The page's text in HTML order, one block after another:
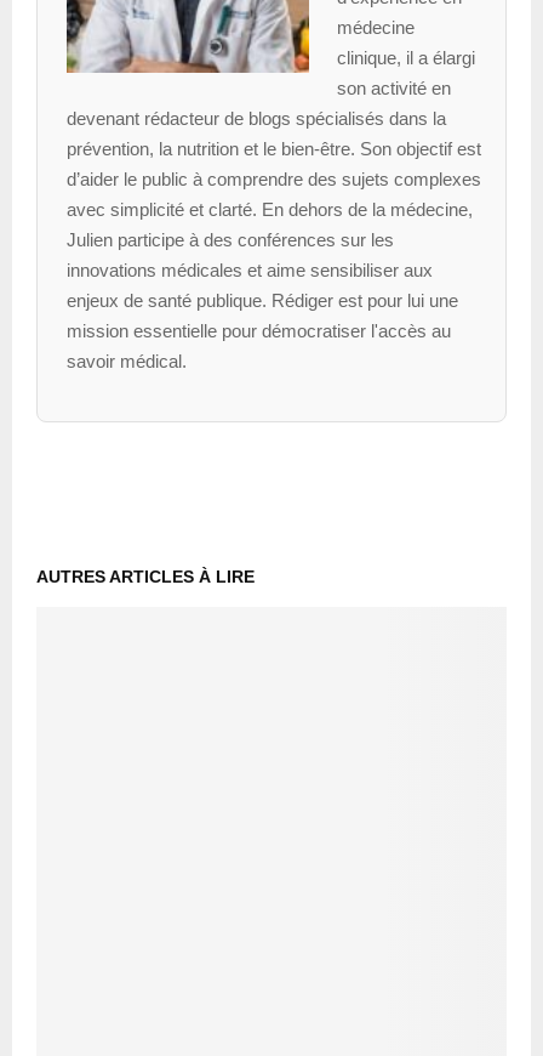
médecine
clinique, il a élargi
son activité en
devenant rédacteur de blogs spécialisés dans la
prévention, la nutrition et le bien-être. Son objectif est
d’aider le public à comprendre des sujets complexes
avec simplicité et clarté. En dehors de la médecine,
Julien participe à des conférences sur les
innovations médicales et aime sensibiliser aux
enjeux de santé publique. Rédiger est pour lui une
mission essentielle pour démocratiser l'accès au
savoir médical.
AUTRES ARTICLES À LIRE